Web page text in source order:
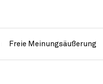
Freie Meinungsäußerung